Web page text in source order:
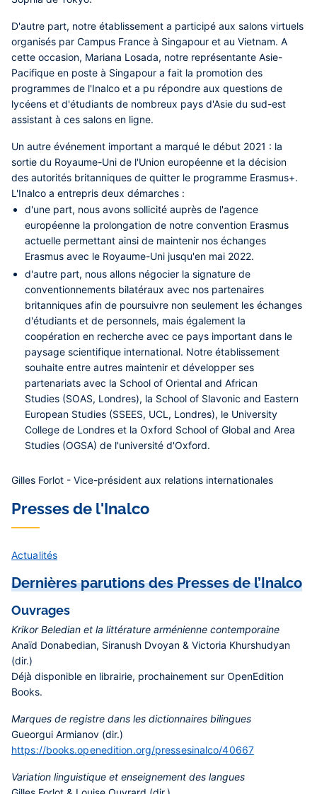
D'autre part, notre établissement a participé aux salons virtuels
organisés par Campus France à Singapour et au Vietnam. A
cette occasion, Mariana Losada, notre représentante Asie-
Pacifique en poste à Singapour a fait la promotion des
programmes de l'Inalco et a pu répondre aux questions de
lycéens et d'étudiants de nombreux pays d'Asie du sud-est
assistant à ces salons en ligne.
Un autre événement important a marqué le début 2021 : la
sortie du Royaume-Uni de l'Union européenne et la décision
des autorités britanniques de quitter le programme Erasmus+.
L'Inalco a entrepris deux démarches :
d'une part, nous avons sollicité auprès de l'agence
européenne la prolongation de notre convention Erasmus
actuelle permettant ainsi de maintenir nos échanges
Erasmus avec le Royaume-Uni jusqu'en mai 2022.
d'autre part, nous allons négocier la signature de
conventionnements bilatéraux avec nos partenaires
britanniques afin de poursuivre non seulement les échanges
d'étudiants et de personnels, mais également la
coopération en recherche avec ce pays important dans le
paysage scientifique international. Notre établissement
souhaite entre autres maintenir et développer ses
partenariats avec la School of Oriental and African
Studies (SOAS, Londres), la School of Slavonic and Eastern
European Studies (SSEES, UCL, Londres), le University
College de Londres et la Oxford School of Global and Area
Studies (OGSA) de l'université d'Oxford.
Gilles Forlot - Vice-président aux relations internationales
Presses de l'Inalco
Actualités
Dernières parutions des Presses de l’Inalco
Ouvrages
Krikor Beledian et la littérature arménienne contemporaine
Anaïd Donabedian, Siranush Dvoyan & Victoria Khurshudyan
(dir.)
Déjà disponible en librairie, prochainement sur OpenEdition
Books.
Marques de registre dans les dictionnaires bilingues
Gueorgui Armianov (dir.)
https://books.openedition.org/pressesinalco/40667
Variation linguistique et enseignement des langues